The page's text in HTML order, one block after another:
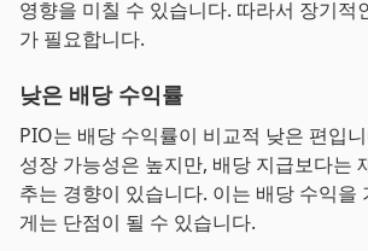
영향을 미칠 수 있습니다. 따라서 장기적
가 필요합니다.
낮은 배당 수익률
PIO는 배당 수익률이 비교적 낮은 편입
성장 가능성은 높지만, 배당 지급보다는
추는 경향이 있습니다. 이는 배당 수익을
게는 단점이 될 수 있습니다.